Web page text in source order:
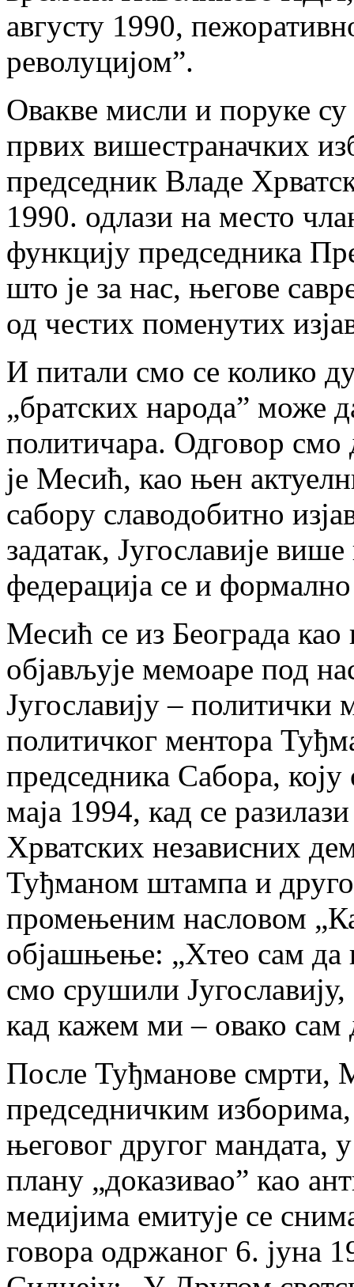
августу 1990,
револуцијом”.
Овакве мисли и поруке
првих вишестраначких
председник Владе
1990. одлази на место
функцију председника
што је за нас, његове
од честих поменутих
И питали смо се колико
„братских народа” може
политичара. Одговор смо
је Месић, као њен
сабору славодобитно
задатак, Југославије
федерација се и
Месић се из Београда као
објављује мемоаре под
Југославију –
политичког ментора
председника Сабора,
маја 1994, кад се
Хрватских независних
Туђманом штампа и
промењеним насловом
објашњење: „Хтео сам
смо срушили
кад кажем ми – овако сам
После Туђманове смрти,
председничким
његовог другог мандата,
плану „доказивао” као
медијима емитује се
говора одржаног 6. јуна